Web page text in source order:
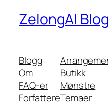
ZelongAI Blog
Blogg
Om
FAQ-er
Forfattere
Butikk
Mønstre
Temaer